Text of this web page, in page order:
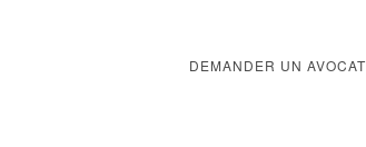
DEMANDER UN AVOCAT